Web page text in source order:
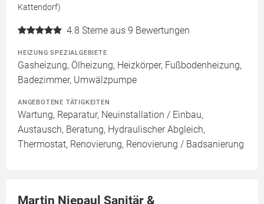
Kattendorf)
4.8 Sterne aus 9 Bewertungen
HEIZUNG SPEZIALGEBIETE
Gasheizung, Ölheizung, Heizkörper, Fußbodenheizung,
Badezimmer, Umwälzpumpe
ANGEBOTENE TÄTIGKEITEN
Wartung, Reparatur, Neuinstallation / Einbau,
Austausch, Beratung, Hydraulischer Abgleich,
Thermostat, Renovierung, Renovierung / Badsanierung
Martin Niepaul Sanitär &